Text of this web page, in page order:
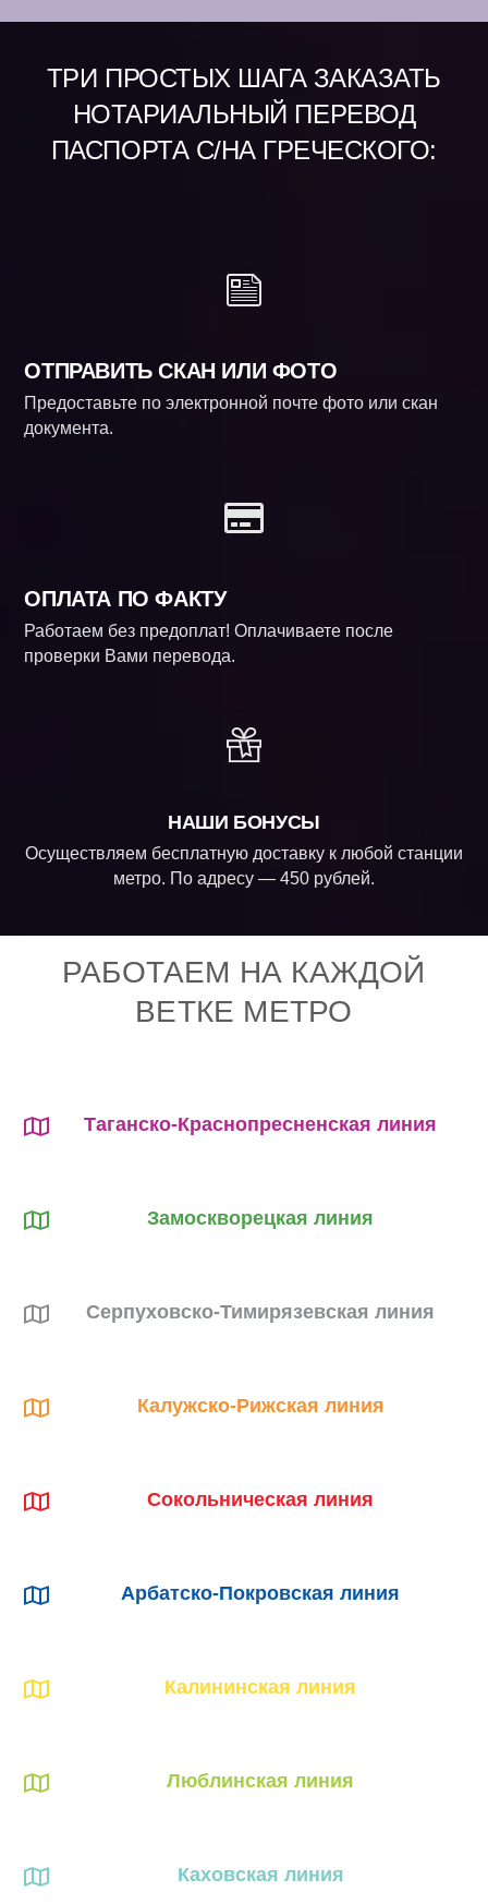
ТРИ ПРОСТЫХ ШАГА ЗАКАЗАТЬ
НОТАРИАЛЬНЫЙ ПЕРЕВОД
ПАСПОРТА С/НА ГРЕЧЕСКОГО:
ОТПРАВИТЬ СКАН ИЛИ ФОТО
Предоставьте по электронной почте фото или скан
документа.
ОПЛАТА ПО ФАКТУ
Работаем без предоплат! Оплачиваете после
проверки Вами перевода.
НАШИ БОНУСЫ
Осуществляем бесплатную доставку к любой станции
метро. По адресу — 450 рублей.
РАБОТАЕМ НА КАЖДОЙ
ВЕТКЕ МЕТРО
Таганско-Краснопресненская линия
Замоскворецкая линия
Серпуховско-Тимирязевская линия
Калужско-Рижская линия
Сокольническая линия
Арбатско-Покровская линия
Калининская линия
Люблинская линия
Каховская линия